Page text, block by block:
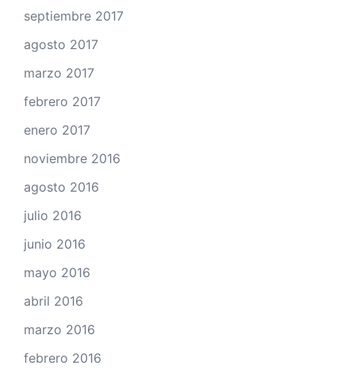
septiembre 2017
agosto 2017
marzo 2017
febrero 2017
enero 2017
noviembre 2016
agosto 2016
julio 2016
junio 2016
mayo 2016
abril 2016
marzo 2016
febrero 2016